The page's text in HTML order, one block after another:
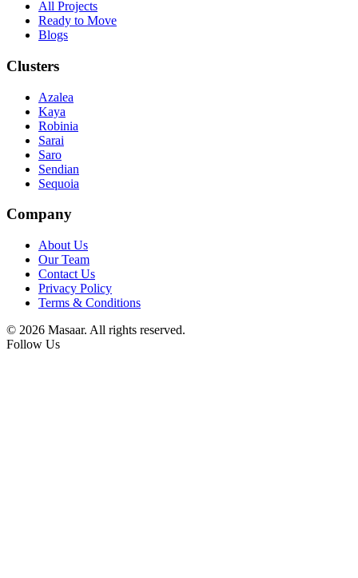
All Projects
Ready to Move
Blogs
Clusters
Azalea
Kaya
Robinia
Sarai
Saro
Sendian
Sequoia
Company
About Us
Our Team
Contact Us
Privacy Policy
Terms & Conditions
© 2026 Masaar. All rights reserved.
Follow Us